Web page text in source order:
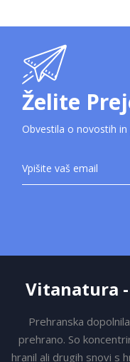
Želite
Obvestila o novostih
se
Vitanatura
Prehranska
prehrano. So
hranil ali drugih snovi s